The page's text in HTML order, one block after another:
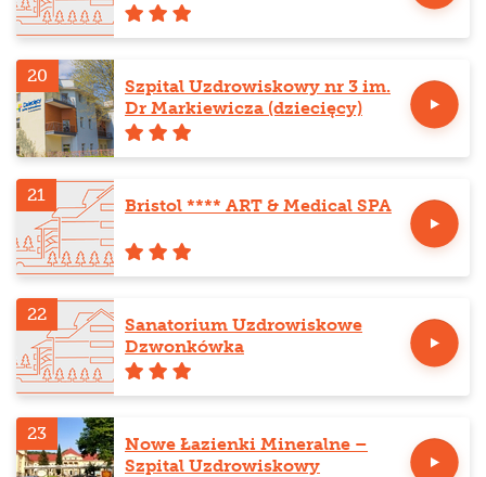
20
Szpital Uzdrowiskowy nr 3 im.
Dr Markiewicza (dziecięcy)
21
Bristol **** ART & Medical SPA
22
Sanatorium Uzdrowiskowe
Dzwonkówka
23
Nowe Łazienki Mineralne –
Szpital Uzdrowiskowy